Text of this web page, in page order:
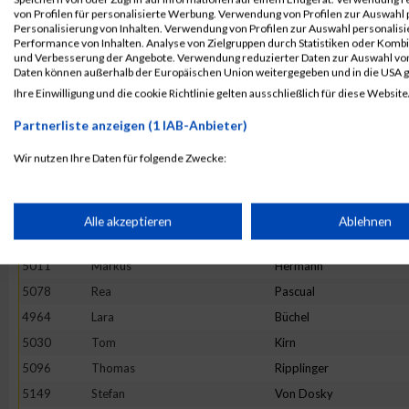
4953
Martin Berndt
5063
Annkathrin May
5049
Stefanie Leibold
5160
Wischermann
5070
Paulina
Lennart
5152
Markus Wagner
5011
Markus Hermann
5078
Rea Pascual
4964
Lara Büchel
5030
Tom Kirn
5096
Thomas Ripplinger
5149
Stefan Von Dosky
von Profilen für personalisierte Werbung. Verwendung von Profilen zur
Personalisierung von Inhalten. Verwendung von Profilen zur Auswahl
Performance von Inhalten. Analyse von Zielgruppen durch Statistiken oder
und Verbesserung der Angebote. Verwendung reduzierter Daten zur Auswahl
Daten können außerhalb der Europäischen Union weitergegeben und in die USA
Ihre Einwilligung und die cookie Richtlinie gelten ausschließlich für diese
Partnerliste anzeigen (1 IAB-Anbieter)
Wir nutzen Ihre Daten für folgende Zwecke:
Speichern von oder Zugriff auf Informationen auf einem
Verwendung reduzierter Daten zur Auswahl von Werbeanzeigen
Verwendung von Profilen zur Auswahl personalisierter Werbung
Alle akzeptieren Ablehnen